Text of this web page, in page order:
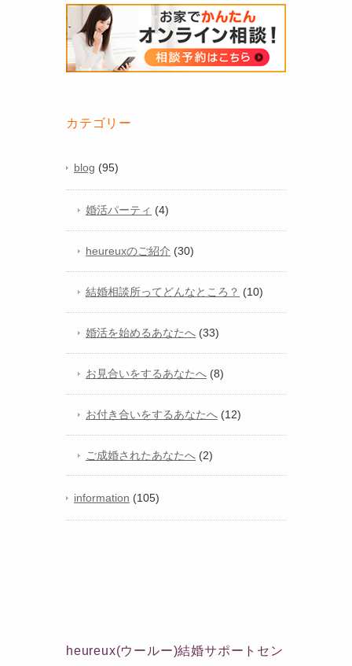
カテゴリー
blog (95)
婚活パーティ (4)
heureuxのご紹介 (30)
結婚相談所ってどんなところ？ (10)
婚活を始めるあなたへ (33)
お見合いをするあなたへ (8)
お付き合いをするあなたへ (12)
ご成婚されたあなたへ (2)
information (105)
heureux(ウールー)結婚サポートセン